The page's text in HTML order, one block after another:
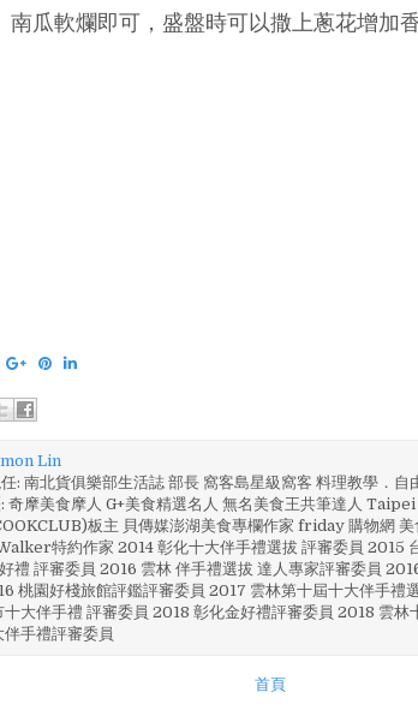
南瓜軟爛即可，盛盤時可以撒上蔥花增加香
Lin
: 南北貨俱樂部生活誌 部長 窩客島星級窩客 料理教學．自
奇摩美食摩人 G+美食精選名人 無名美食王共筆達人
板主 貝傳媒澎湖美食專欄作家 friday 購物網
特約作家 2014 彰化十大伴手禮選拔 評審委員 2015
禮 評審委員 2016 雲林 伴手禮選拔 達人專家評審委員
桃園好棧旅館評鑑評審委員 2017 雲林第十屆十大伴手禮
十大伴手禮 評審委員 2018 彰化金好禮評審委員 2018 雲林
手禮評審委員
首頁